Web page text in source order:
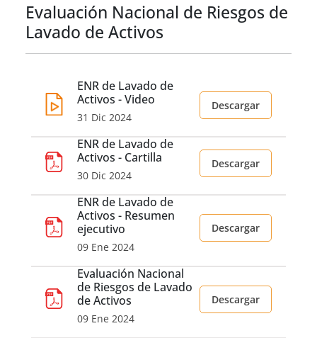
Evaluación Nacional de Riesgos de
Lavado de Activos
ENR de Lavado de
Activos - Video
31 Dic 2024
Descargar
ENR de Lavado de
Activos - Cartilla
30 Dic 2024
Descargar
ENR de Lavado de
Activos - Resumen
ejecutivo
09 Ene 2024
Descargar
Evaluación Nacional
de Riesgos de Lavado
de Activos
09 Ene 2024
Descargar